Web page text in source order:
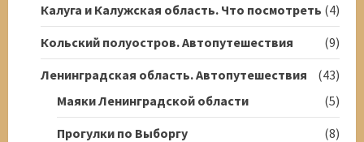
Калуга и Калужская область. Что посмотреть (4)
Кольский полуостров. Автопутешествия
(9)
Ленинградская область. Автопутешествия
(43)
Маяки Ленинградской области
(5)
Прогулки по Выборгу
(8)